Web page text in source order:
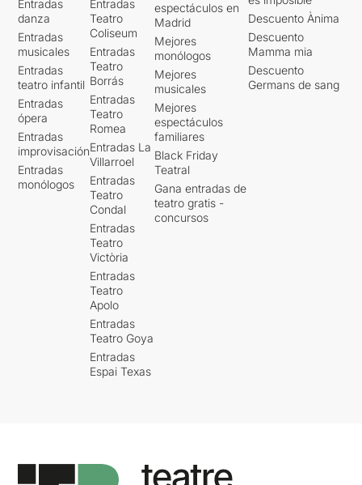
Entradas
danza
Entradas
musicales
Entradas
teatro infantil
Entradas
ópera
Entradas
improvisación
Entradas
monólogos
Entradas
Teatro
Coliseum
Entradas
Teatro
Borrás
Entradas
Teatro
Romea
Entradas La
Villarroel
Entradas
Teatro
Condal
Entradas
Teatro
Victòria
Entradas
Teatro
Apolo
Entradas
Teatro Goya
Entradas
Espai Texas
espectáculos en
Madrid
Mejores
monólogos
Mejores
musicales
Mejores
espectáculos
familiares
Black Friday
Teatral
Gana entradas de
teatro gratis -
concursos
Descuento Ànima
Descuento
Mamma mia
Descuento
Germans de sang